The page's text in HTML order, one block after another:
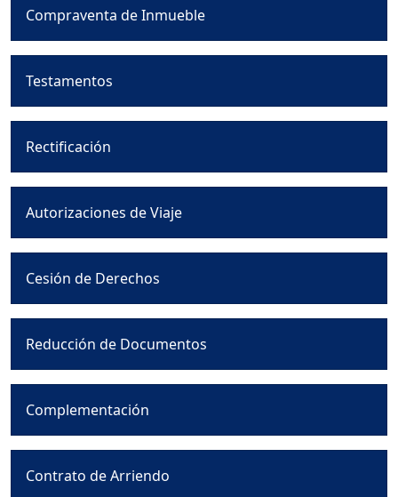
Compraventa de Inmueble
Testamentos
Rectificación
Autorizaciones de Viaje
Cesión de Derechos
Reducción de Documentos
Complementación
Contrato de Arriendo